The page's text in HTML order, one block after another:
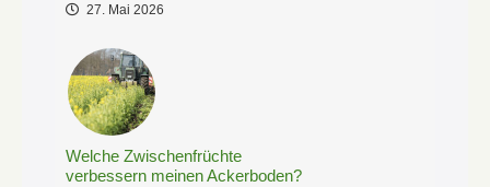
27. Mai 2026
Welche Zwischenfrüchte
verbessern meinen Ackerboden?